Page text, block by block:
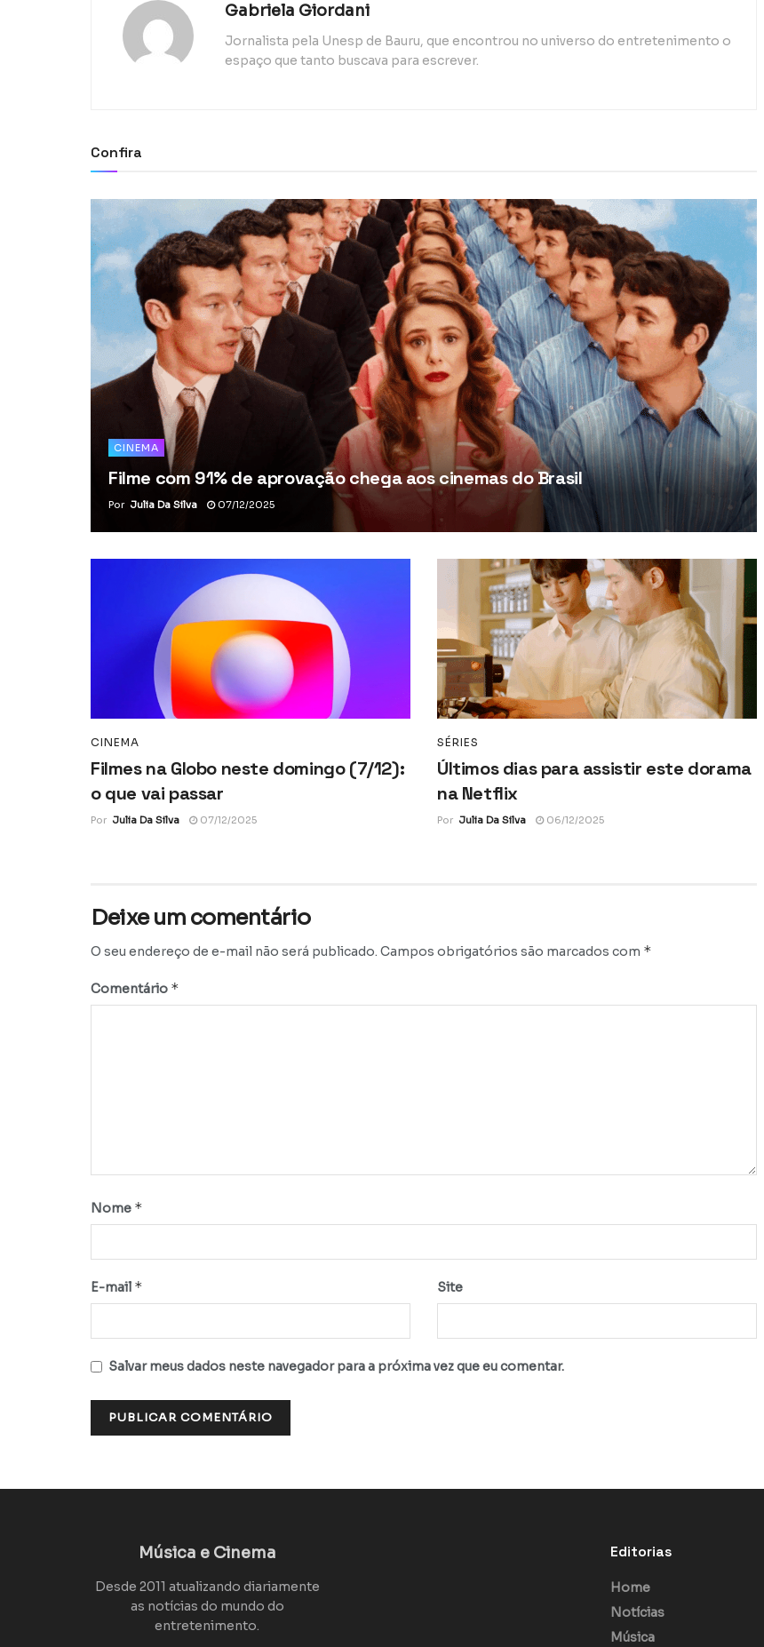
Gabriela Giordani
Jornalista pela Unesp de Bauru, que encontrou no universo do entretenimento o
espaço que tanto buscava para escrever.
Confira
CINEMA
Filme com 91% de aprovação chega aos cinemas do Brasil
Por Julia Da Silva 07/12/2025
CINEMA
Filmes na Globo neste domingo (7/12):
o que vai passar
Por Julia Da Silva 07/12/2025
SÉRIES
Últimos dias para assistir este dorama
na Netflix
Por Julia Da Silva 06/12/2025
Deixe um comentário
O seu endereço de e-mail não será publicado. Campos obrigatórios são marcados com *
Comentário *
Nome *
E-mail * Site
Salvar meus dados neste navegador para a próxima vez que eu comentar.
Música e Cinema
Desde 2011 atualizando diariamente
as notícias do mundo do
entretenimento.
Editorias
Home
Notícias
Música